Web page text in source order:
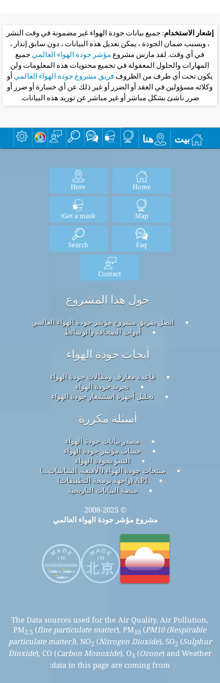
إشعار الاستخدام: جميع بيانات جودة الهواء غير مضمونة في وقت النشر
، وبسبب ضمان الجودة ، يمكن تعديل هذه البيانات ، دون سابق إنذار ،
في أي وقت. لقد مارس مشروعمؤشر جودة الهواء العالميجميع
المهارات والحلول المعقولة في تجميع محتويات هذه المعلومات ولن
يكون تحت أي ظرف من الظروففريق مشروع جودة الهواء العالميأو
وكلائه مسؤولين في العقد أو الضرر أو غير ذلك عن أي خسارة أو ضرر أو
ضرر ناشئ بشكل مباشر أو غير مباشر عن توريد هذه البيانات.
بيت هنا
Home
Here
Map
Get a mask!
Faq
Search
Contact
حول هذا المشروع
اتصل بفريق مشروع مؤشر جودة الهواء العالمي
أدوات الصحافة والوسائط
أبحاث جودة الهواء
قاعدة معارف ومقالات جودة الهواء
تجربة جودة الهواء
تحليل أجهزة استشعار جودة الهواء
أسئلة مكررة
مصدر بيانات جودة الهواء
حساب مؤشر جودة الهواء
التنبؤ بجودة الهواء
منتجات جودة الهواء (الأقنعة، الشاشات...)
API (واجهة برمجة التطبيقات)
منصة البيانات التاريخية
© 2008-2025
مشروع مؤشر جودة الهواء العالمي
The Data sources used for the Air Quality, Air Pollution,
PM2.5(fine particulate matter), PM10(PM10 (Respirable
particulate matter)), NO2 (Nitrogen Dioxide), SO2 (Sulphur
Dioxide), CO (Carbon Monoxide), O3 (Ozone ) and Weather
data in this page are coming from: